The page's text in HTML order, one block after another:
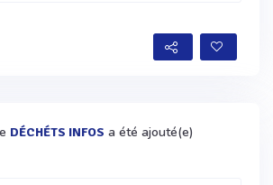
DÉCHÉTS INFOS a été ajouté(e)